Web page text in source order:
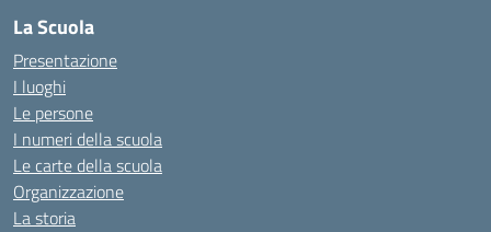
La Scuola
Presentazione
I luoghi
Le persone
I numeri della scuola
Le carte della scuola
Organizzazione
La storia